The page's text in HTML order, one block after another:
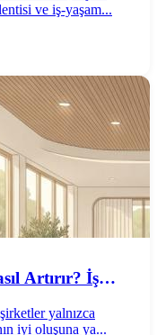
ve iş-yaşam...
Artırır? İş
yalnızca
iyi oluşuna ya...